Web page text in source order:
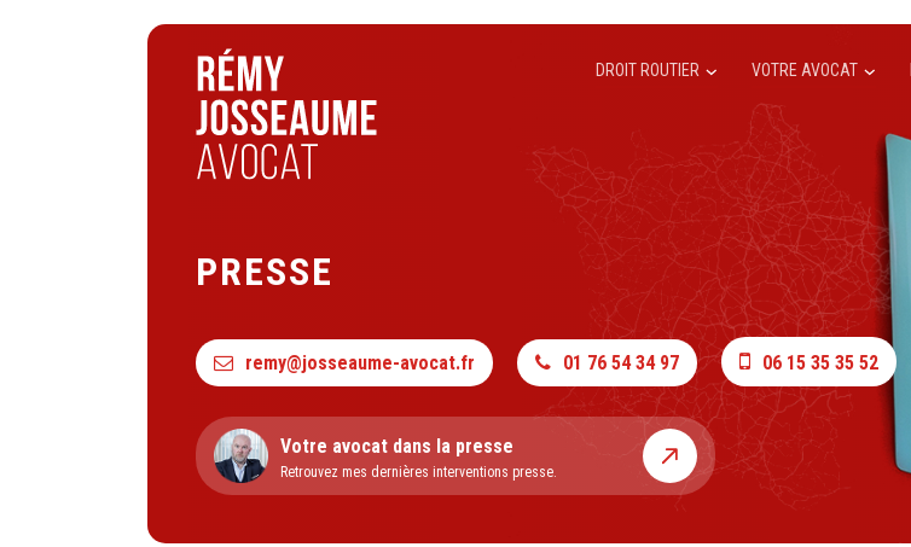
DROIT ROUTIER VOTRE AVOCAT
PRESSE
remy@josseaume-avocat.fr 01 76 54 34 97 06 15 35 35 52
Votre avocat dans la presse
Retrouvez mes dernières interventions presse.